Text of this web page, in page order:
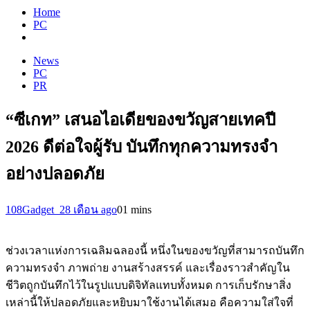
Home
PC
News
PC
PR
“ซีเกท” เสนอไอเดียของขวัญสายเทคปี
2026 ดีต่อใจผู้รับ บันทึกทุกความทรงจำ
อย่างปลอดภัย
108Gadget_28 เดือน ago01 mins
ช่วงเวลาแห่งการเฉลิมฉลองนี้ หนึ่งในของขวัญที่สามารถบันทึก
ความทรงจำ ภาพถ่าย งานสร้างสรรค์ และเรื่องราวสำคัญใน
ชีวิตถูกบันทึกไว้ในรูปแบบดิจิทัลแทบทั้งหมด การเก็บรักษาสิ่ง
เหล่านี้ให้ปลอดภัยและหยิบมาใช้งานได้เสมอ คือความใส่ใจที่